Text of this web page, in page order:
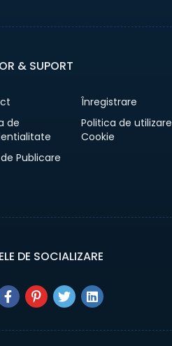
& SUPORT
Înregistrare
de
Politica de utilizare
Cookie
Publicare
DE SOCIALIZARE